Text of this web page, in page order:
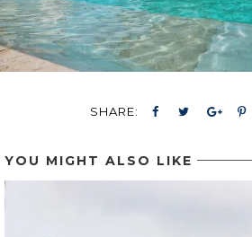
SHARE:
YOU MIGHT ALSO LIKE